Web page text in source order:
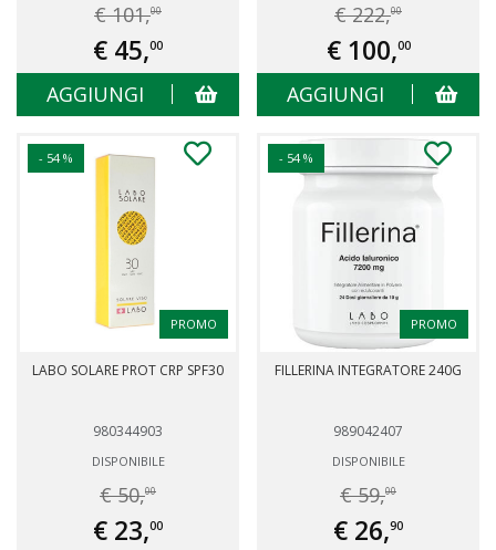
€ 101,00
€ 45,00
AGGIUNGI
€ 222,00
€ 100,00
AGGIUNGI
- 54 %
PROMO
LABO SOLARE PROT CRP SPF30
980344903
DISPONIBILE
€ 50,00
€ 23,00
- 54 %
PROMO
FILLERINA INTEGRATORE 240G
989042407
DISPONIBILE
€ 59,00
€ 26,90